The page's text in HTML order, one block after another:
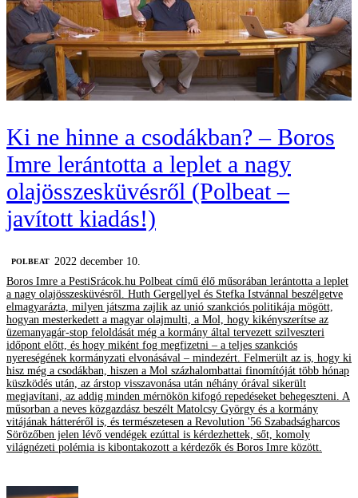
Ki ne hinne a csodákban? – Boros
Imre lerántotta a leplet a nagy
olajösszesküvésről (Polbeat –
javított kiadás!)
‎POLBEAT
2022 december 10.
Boros Imre a PestiSrácok.hu Polbeat című élő műsorában lerántotta a leplet
a nagy olajösszesküvésről. Huth Gergellyel és Stefka Istvánnal beszélgetve
elmagyarázta, milyen játszma zajlik az unió szankciós politikája mögött,
hogyan mesterkedett a magyar olajmulti, a Mol, hogy kikényszerítse az
üzemanyagár-stop feloldását még a kormány által tervezett szilveszteri
időpont előtt, és hogy miként fog megfizetni – a teljes szankciós
nyereségének kormányzati elvonásával – mindezért. Felmerült az is, hogy ki
hisz még a csodákban, hiszen a Mol százhalombattai finomítóját több hónap
küszködés után, az árstop visszavonása után néhány órával sikerült
megjavítani, az addig minden mérnökön kifogó repedéseket behegeszteni. A
műsorban a neves közgazdász beszélt Matolcsy György és a kormány
vitájának hátteréről is, és természetesen a Revolution '56 Szabadságharcos
Sörözőben jelen lévő vendégek ezúttal is kérdezhettek, sőt, komoly
világnézeti polémia is kibontakozott a kérdezők és Boros Imre között.